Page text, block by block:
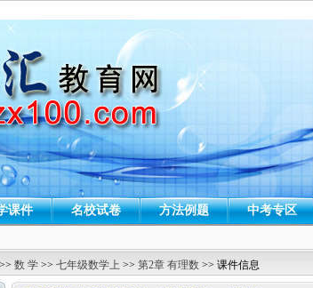
课件 名校试卷 方法例题 中考专区
>> 数 学 >> 七年级数学上 >> 第2章 有理数 >> 课件信息